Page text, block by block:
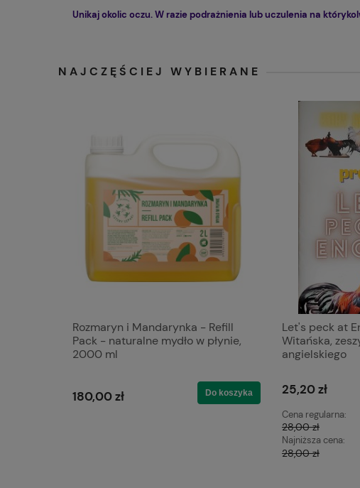
Unikaj okolic oczu. W razie podrażnienia lub uczulenia na
NAJCZĘŚCIEJ WYBIERANE
Rozmaryn i Mandarynka - Refill
Pack - naturalne mydło w płynie,
2000 ml
180,00 zł Do koszyka
Let's peck at
Witańska,
angielskiego
25,20 zł
Cena regularna:
28,00 zł
Najniższa cena:
28,00 zł